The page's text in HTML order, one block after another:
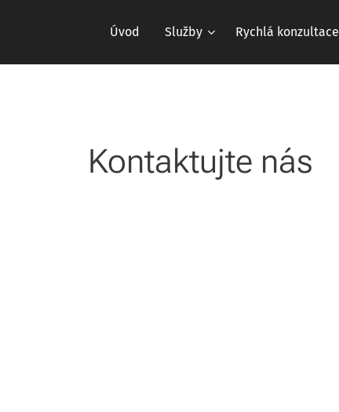
Úvod Služby Rychlá konzultace
Kontaktujte nás